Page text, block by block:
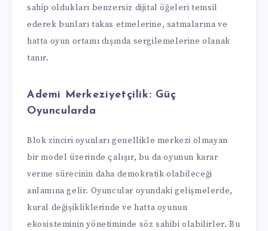
sahip oldukları benzersiz dijital öğeleri temsil
ederek bunları takas etmelerine, satmalarına ve
hatta oyun ortamı dışında sergilemelerine olanak
tanır.
Ademi Merkeziyetçilik: Güç
Oyuncularda
Blok zinciri oyunları genellikle merkezi olmayan
bir model üzerinde çalışır, bu da oyunun karar
verme sürecinin daha demokratik olabileceği
anlamına gelir. Oyuncular oyundaki gelişmelerde,
kural değişikliklerinde ve hatta oyunun
ekosisteminin yönetiminde söz sahibi olabilirler. Bu